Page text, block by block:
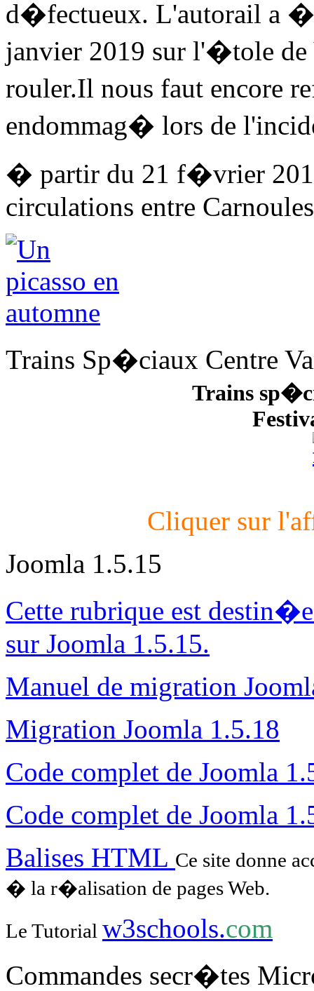
d�fectueux. L'autorail a
janvier 2019 sur l'�tole
rouler.Il nous faut encore
endommag� lors de
� partir du 21 f�vrier
circulations entre
Trains Sp�ciaux Centre
Trains
Cliquer sur
Joomla 1.5.15
Cette rubrique est
sur Joomla 1.5.15.
Manuel de migration
Migration Joomla 1.5.18
Code complet de Joomla
Code complet de Joomla
Balises HTML Ce site donne
� la r�alisation de pages Web.
Le Tutorial w3schools.com
Commandes secr�tes